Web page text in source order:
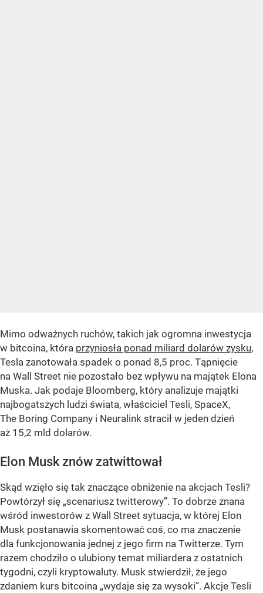
Mimo odważnych ruchów, takich jak ogromna inwestycja
w bitcoina, która przyniosła ponad miliard dolarów zysku,
Tesla zanotowała spadek o ponad 8,5 proc. Tąpnięcie
na Wall Street nie pozostało bez wpływu na majątek Elona
Muska. Jak podaje Bloomberg, który analizuje majątki
najbogatszych ludzi świata, właściciel Tesli, SpaceX,
The Boring Company i Neuralink stracił w jeden dzień
aż 15,2 mld dolarów.
Elon Musk znów zatwittował
Skąd wzięło się tak znaczące obniżenie na akcjach Tesli?
Powtórzył się „scenariusz twitterowy”. To dobrze znana
wśród inwestorów z Wall Street sytuacja, w której Elon
Musk postanawia skomentować coś, co ma znaczenie
dla funkcjonowania jednej z jego firm na Twitterze. Tym
razem chodziło o ulubiony temat miliardera z ostatnich
tygodni, czyli kryptowaluty. Musk stwierdził, że jego
zdaniem kurs bitcoina „wydaje się za wysoki”. Akcje Tesli